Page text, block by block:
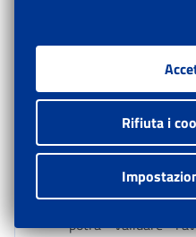
essere stampato
prestatore e sarà
dedicata al
quest’ultimo di
tale documento
identificato a cura
dell’ufficio
presso qualsiasi
potrà validare
Rifiuta i